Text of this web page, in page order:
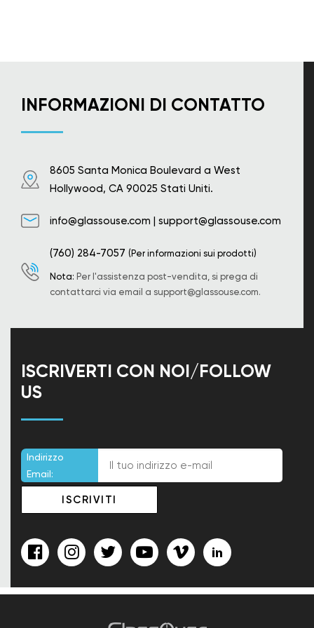
INFORMAZIONI DI CONTATTO
8605 Santa Monica Boulevard a West
Hollywood, CA 90025 Stati Uniti.
info@glassouse.com | support@glassouse.com
(760) 284-7057 (Per informazioni sui prodotti)
Nota: Per l'assistenza post-vendita, si prega di
contattarci via email a support@glassouse.com.
ISCRIVERTI CON NOI/FOLLOW
US
Indirizzo
Email: